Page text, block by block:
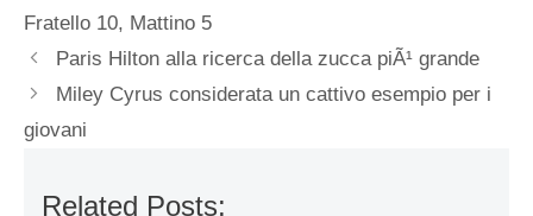
Fratello 10, Mattino 5
Paris Hilton alla ricerca della zucca piÃ¹ grande
Miley Cyrus considerata un cattivo esempio per i
giovani
Related Posts: